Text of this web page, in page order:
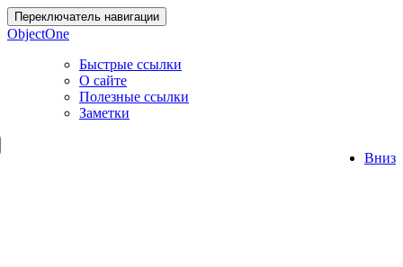
Переключатель навигации
ObjectOne
Быстрые ссылки
О сайте
Полезные ссылки
Заметки
Вниз